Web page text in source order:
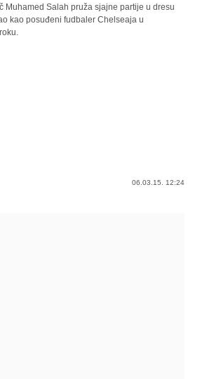
Muhamed Salah pruža sjajne partije u dresu
kao posuđeni fudbaler Chelseaja u
06.03.15. 12:24